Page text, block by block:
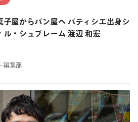
子屋からパン屋へ パティシエ出身シ
ル・シュプレーム 渡辺 和宏
編集部